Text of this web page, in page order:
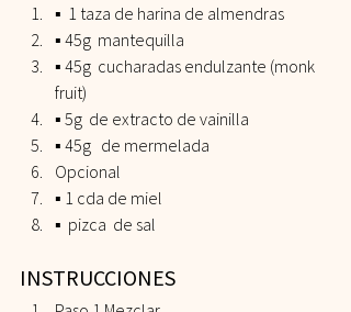
▪️  1 taza de harina de almendras
▪️ 45g  mantequilla
▪️ 45g  cucharadas endulzante (monk
fruit)
▪️ 5g  de extracto de vainilla
▪️ 45g   de mermelada
Opcional
▪️ 1 cda de miel
▪️  pizca  de sal
INSTRUCCIONES